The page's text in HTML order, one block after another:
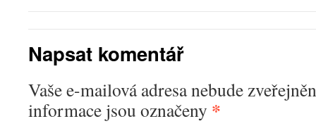
Napsat komentář
Vaše e-mailová adresa nebude
informace jsou označeny *